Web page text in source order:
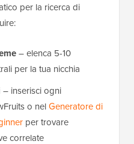
per la ricerca di
– elenca 5-10
per la tua nicchia
– inserisci ogni
o nelGeneratore di
per trovare
correlate